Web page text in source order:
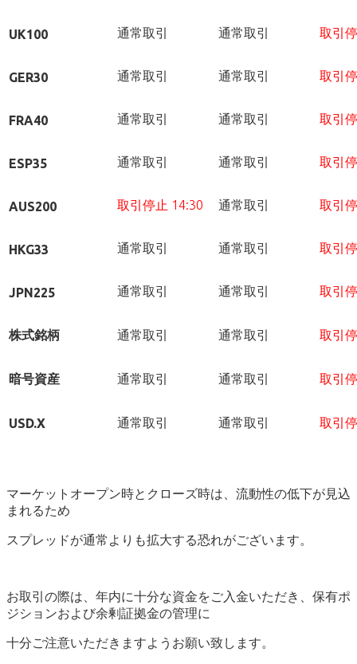
UK100 通常取引 通常取引 取引
GER30 通常取引 通常取引 取引
FRA40 通常取引 通常取引 取引
ESP35 通常取引 通常取引 取引
AUS200 取引停止 14:30 通常取引 取引
HKG33 通常取引 通常取引 取引
JPN225 通常取引 通常取引 取引
株式銘柄 通常取引 通常取引 取引
暗号資産 通常取引 通常取引 取引
USD.X 通常取引 通常取引 取引
マーケットオープン時とクローズ時は、流動性の低下が見込
まれるため
スプレッドが通常よりも拡大する恐れがございます。
お取引の際は、年内に十分な資金をご入金いただき、保有ポ
ジションおよび余剰証拠金の管理に
十分ご注意いただきますようお願い致します。